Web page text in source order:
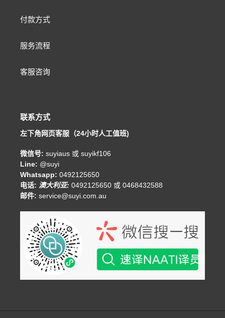
付款方式
服务流程
客服咨询
联系方式
左下角网页客服（24小时人工值班)
微信号: suyiaus 或 suyikf106
Line: @suyi
Whatsapp: 0492125650
电话: 澳大利亚: 0492125650 或 0468432588
邮件: service@suyi.com.au